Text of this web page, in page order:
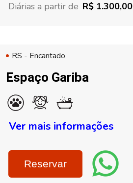
Diárias a partir de R$ 1.300,00
RS - Encantado
Espaço Gariba
Ver mais informações
Reservar